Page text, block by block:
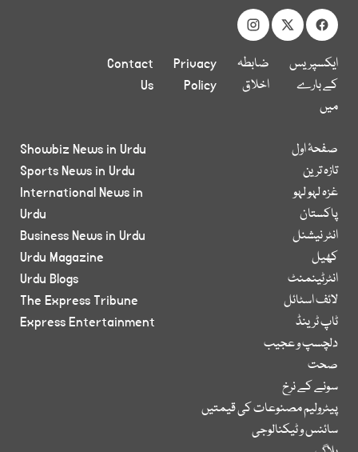
ایکسپریس
کے بارے
میں
ضابطہ
اخلاق
Privacy
Policy
Contact
Us
صفحۂ اول
تازہ ترین
غزہ لہو لہو
پاکستان
انٹر نیشنل
کھیل
انٹرٹینمنٹ
لائف اسٹائل
ٹاپ ٹرینڈ
دلچسپ و عجیب
صحت
سونے کے نرخ
پیٹرولیم مصنوعات کی قیمتیں
سائنس و ٹیکنالوجی
Showbiz News in Urdu
Sports News in Urdu
International News in
Urdu
Business News in Urdu
Urdu Magazine
Urdu Blogs
The Express Tribune
Express Entertainment